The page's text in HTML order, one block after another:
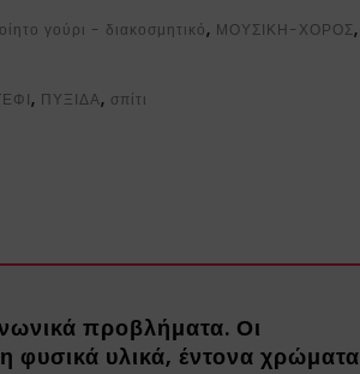
γούρι - διακοσμητικό, ΜΟΥΣΙΚΗ-ΧΟΡΟΣ,
, ΠΥΞΙΔΑ, σπίτι
προβλήματα. Οι
φυσικά υλικά, έντονα χρώματα